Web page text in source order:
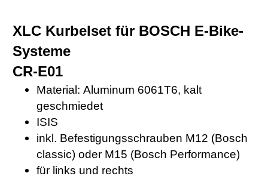
XLC Kurbelset für BOSCH E-Bike-
Systeme
CR-E01
Material: Aluminum 6061T6, kalt
geschmiedet
ISIS
inkl. Befestigungsschrauben M12 (Bosch
classic) oder M15 (Bosch Performance)
für links und rechts